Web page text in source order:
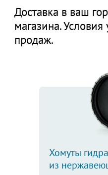
Доставка в ваш
магазина. Условия
продаж.
Хомуты
из